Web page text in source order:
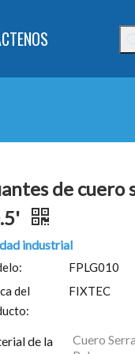
de cuero
industrial
FPLG010
del
FIXTEC
de la
Cuero